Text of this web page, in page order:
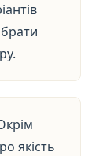
якість